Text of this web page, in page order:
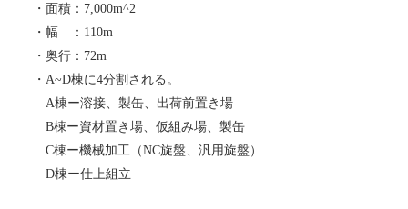
・面積：7,000m^2
・幅 ：110m
・奥行：72m
・A~D棟に4分割される。
A棟ー溶接、製缶、出荷前置き場
B棟ー資材置き場、仮組み場、製缶
C棟ー機械加工（NC旋盤、汎用旋盤）
D棟ー仕上組立